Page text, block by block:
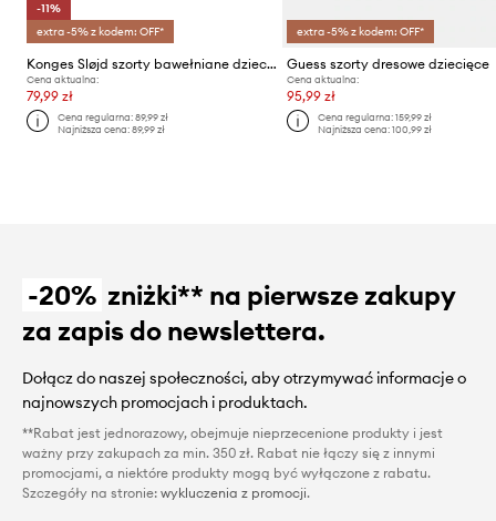
-11%
extra -5% z kodem: OFF*
Konges Sløjd szorty bawełniane dziecięce MINNIE SHORT LEGGINGS GOTS
Cena aktualna:
79,99 zł
Cena regularna:89,99 zł
Najniższa cena:89,99 zł
extra -5% z kodem: OFF*
Guess szorty dresowe dziecięce
Cena aktualna:
95,99 zł
Cena regularna: 159,99 zł
Najniższa cena: 100,99 zł
-20% zniżki** na pierwsze zakupy
za zapis do newslettera.
Dołącz do naszej społeczności, aby otrzymywać informacje o
najnowszych promocjach i produktach.
**Rabat jest jednorazowy, obejmuje nieprzecenione produkty i jest
ważny przy zakupach za min. 350 zł. Rabat nie łączy się z innymi
promocjami, a niektóre produkty mogą być wyłączone z rabatu.
Szczegóły na stronie: wykluczenia z promocji.